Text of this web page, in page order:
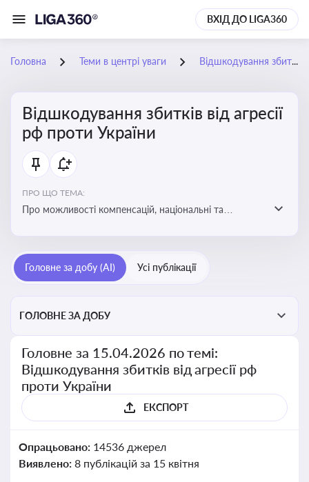
ВХІД ДО LIGA360
Головна Теми в центрі уваги Відшкодування збитків від агресії рф проти України
Відшкодування збитків від агресії
рф проти України
ПРО ЩО ТЕМА:
Про можливості компенсацій, національні та
Головне за добу (AI) Усі публікації
ГОЛОВНЕ ЗА ДОБУ
Головне за 15.04.2026 по темі:
Відшкодування збитків від агресії рф
проти України
ЕКСПОРТ
Опрацьовано: 14536 джерел
Виявлено: 8 публікацій за 15 квітня